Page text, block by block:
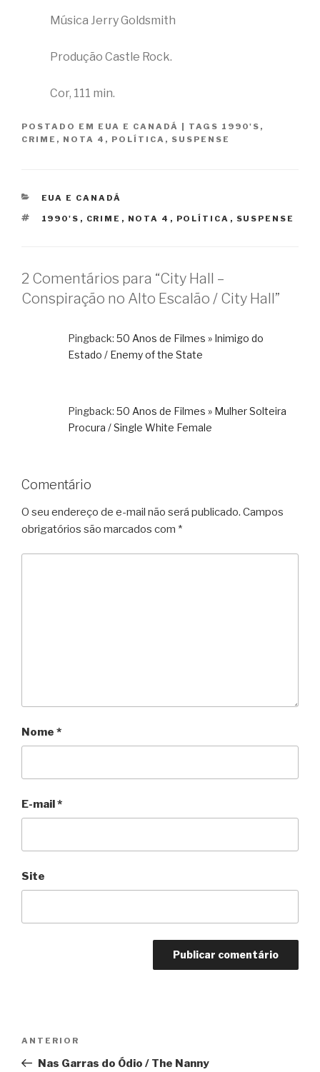
Música Jerry Goldsmith
Produção Castle Rock.
Cor, 111 min.
POSTADO EM EUA E CANADÁ TAGS 1990'S ,
CRIME , NOTA 4 , POLÍTICA , SUSPENSE
CATEGORIAS
EUA E CANADÁ
TAGS
1990'S , CRIME , NOTA 4 , POLÍTICA , SUSPENSE
2 Comentários para “City Hall –
Conspiração no Alto Escalão / City Hall”
Pingback: 50 Anos de Filmes » Inimigo do
Estado / Enemy of the State
Pingback: 50 Anos de Filmes » Mulher Solteira
Procura / Single White Female
Comentário
O seu endereço de e-mail não será publicado. Campos
obrigatórios são marcados com *
Nome *
E-mail*
Site
Anterior
ANTERIOR
Nas Garras do Ódio / The Nanny